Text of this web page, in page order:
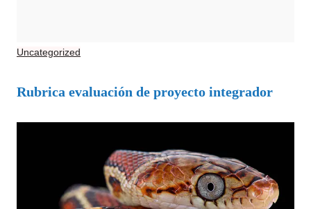
Uncategorized
Rubrica evaluación de proyecto integrador